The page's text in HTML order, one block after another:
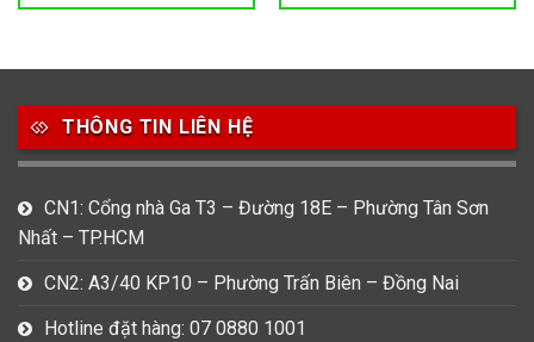
THÔNG TIN LIÊN HỆ
CN1: Cổng nhà Ga T3 – Đường 18E – Phường Tân Sơn
Nhất – TP.HCM
CN2: A3/40 KP10 – Phường Trấn Biên – Đồng Nai
Hotline đặt hàng: 07 0880 1001